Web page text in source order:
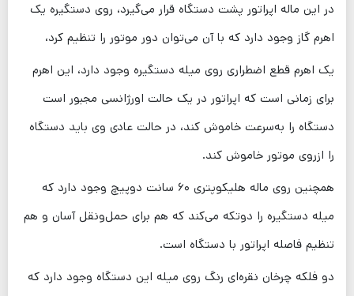
در این ماله اپراتور پشت دستگاه قرار می‌گیرد، روی دستگیره یک
اهرم گاز وجود دارد که با آن می‌توان دور موتور را تنظیم کرد،
یک اهرم قطع اضطراری روی میله دستگیره وجود دارد، این اهرم
برای زمانی است که اپراتور در یک حالت اورژانسی مجبور است
دستگاه را به‌سرعت خاموش کند، در حالت عادی وی باید دستگاه
را ازروی موتور خاموش کند.
همچنین روی ماله هلیکوپتری ۶۰ سانت دوپیچ وجود دارد که
میله دستگیره را دوتکه می‌کند که هم برای حمل‌ونقل آسان و هم
تنظیم فاصله اپراتور با دستگاه است.
دو فلکه چرخان نقره‌ای رنگ روی میله این دستگاه وجود دارد که